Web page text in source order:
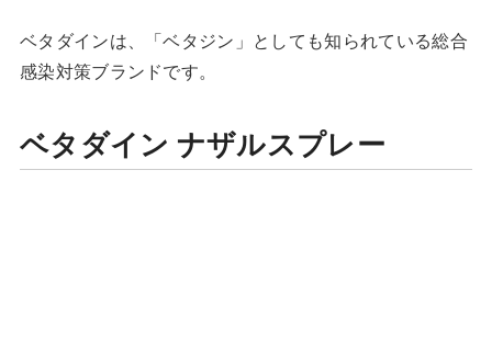
ベタダインは、「ベタジン」としても知られている総合
感染対策ブランドです。
ベタダイン ナザルスプレー